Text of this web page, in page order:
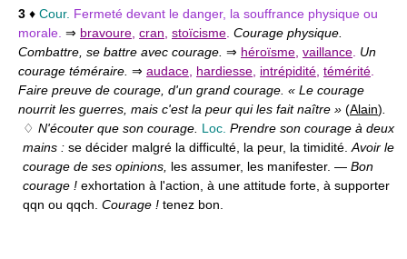
3 ♦ Cour. Fermeté devant le danger, la souffrance physique ou
morale. ⇒ bravoure cran stoïcisme Courage physique.
Combattre, se battre avec courage. ⇒ héroïsme vaillance Un
courage téméraire. ⇒ audace hardiesse intrépidité témérité
Faire preuve de courage, d'un grand courage. « Le courage
nourrit les guerres, mais c'est la peur qui les fait naître » (Alain)
♢ N'écouter que son courage. Loc. Prendre son courage à deux
mains : se décider malgré la difficulté, la peur, la timidité. Avoir le
courage de ses opinions, les assumer, les manifester. — Bon
courage ! exhortation à l'action, à une attitude forte, à supporter
qqn ou qqch. Courage ! tenez bon.